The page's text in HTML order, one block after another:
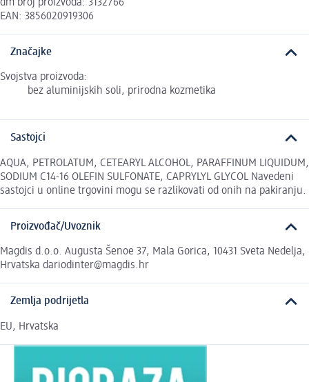
dm broj proizvoda: 3132766
EAN: 3856020919306
Značajke
Svojstva proizvoda:
bez aluminijskih soli, prirodna kozmetika
Sastojci
AQUA, PETROLATUM, CETEARYL ALCOHOL, PARAFFINUM LIQUIDUM,
SODIUM C14-16 OLEFIN SULFONATE, CAPRYLYL GLYCOL Navedeni
sastojci u online trgovini mogu se razlikovati od onih na pakiranju.
Proizvođač/Uvoznik
Magdis d.o.o. Augusta Šenoe 37, Mala Gorica, 10431 Sveta Nedelja,
Hrvatska dariodinter@magdis.hr
Zemlja podrijetla
EU, Hrvatska